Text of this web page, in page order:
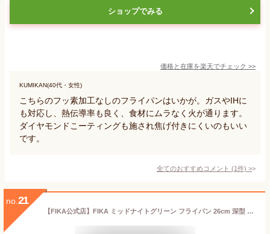
ショップでみる
価格と在庫を楽天でチェック >>
KUMIKAN(40代・女性)
こちらのフッ素加工なしのフライパンはいかが。ガスやIHに
も対応し、熱伝導率も良く、食材にムラなく火が通ります。
ダイヤモンドこーティングも施され焦げ付きにくいのもいい
です。
全てのおすすめコメント (1件) >
no. 21
【FIKA公式店】FIKA ミッドナイトグリーン フライパン 26cm 深型 セラミック くっつかない 木製ハンドル IH 対応 ガス コンロ 対応 韓国ブランド アルミ おしゃれ 可愛い 綺麗 北欧 デザイン グレー クール シック スタイリッシュ 人気 ウッド ギフト 新築祝い 贈り物 名入れ